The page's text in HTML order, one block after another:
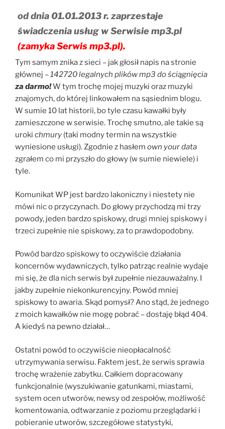
od dnia 01.01.2013 r. zaprzestaje
świadczenia usług w Serwisie mp3.pl
(zamyka Serwis mp3.pl).
Tym samym znika z sieci – jak głosił napis na stronie
głównej –142720 legalnych plików mp3 do ściągnięcia
za darmo!W tym trochę mojej muzyki oraz muzyki
znajomych, do której linkowałem na sąsiednim blogu.
W sumie 10 lat historii, bo tyle czasu kawałki były
zamieszczone w serwisie. Trochę smutno, ale takie są
uroki chmury (taki modny termin na wszystkie
wyniesione usługi). Zgodnie z hasłem own your data
zgrałem co mi przyszło do głowy (w sumie niewiele) i
tyle.
Komunikat WP jest bardzo lakoniczny i niestety nie
mówi nic o przyczynach. Do głowy przychodzą mi trzy
powody, jeden bardzo spiskowy, drugi mniej spiskowy i
trzeci zupełnie nie spiskowy, za to prawdopodobny.
Powód bardzo spiskowy to oczywiście działania
koncernów wydawniczych, tylko patrząc realnie wydaje
mi się, że dla nich serwis był zupełnie niezauważalny. I
jakby zupełnie niekonkurencyjny. Powód mniej
spiskowy to awaria. Skąd pomysł? Ano stąd, że jednego
z moich kawałków nie mogę pobrać – dostaję błąd 404.
A kiedyś na pewno działał…
Ostatni powód to oczywiście nieopłacalność
utrzymywania serwisu. Faktem jest, że serwis sprawia
trochę wrażenie zabytku. Całkiem dopracowany
funkcjonalnie (wyszukiwanie gatunkami, miastami,
system ocen utworów, newsy od zespołów, możliwość
komentowania, odtwarzanie z poziomu przeglądarki i
pobieranie utworów, szczegółowe statystyki,